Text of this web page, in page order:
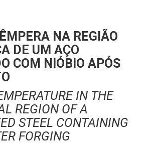
NA REGIÃO
DE UM AÇO
COM NIÓBIO APÓS
IN THE
REGION OF A
STEEL CONTAINING
FORGING